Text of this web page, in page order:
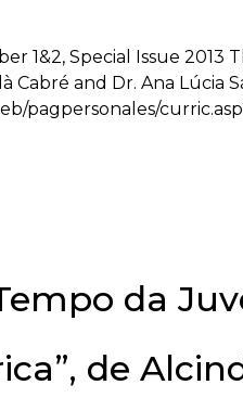
1&2, Special Issue
and Dr. Ana Lúcia
pagpersonales/
da
de